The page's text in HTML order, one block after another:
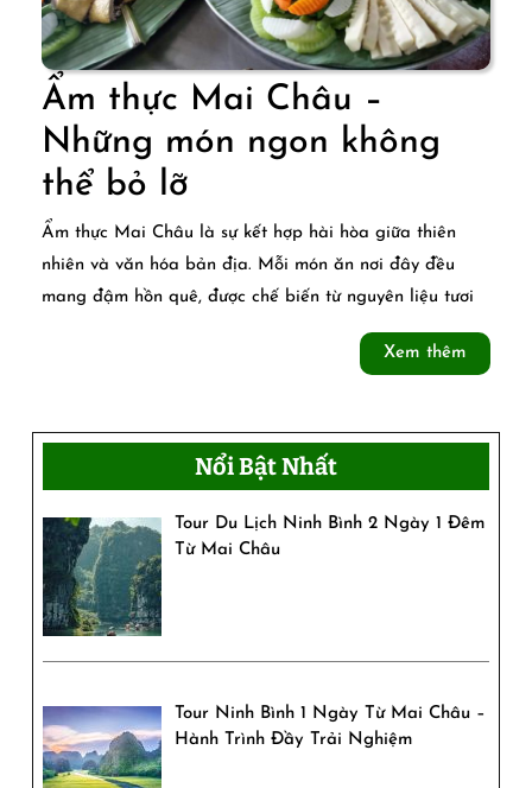
Mai
Châu
Ẩm thực Mai Châu –
Những món ngon không
thể bỏ lỡ
thực
Mai
Châu
món
ngon
không
lỡ
Ẩm thực Mai Châu là sự kết hợp hài hòa giữa thiên
nhiên và văn hóa bản địa. Mỗi món ăn nơi đây đều
mang đậm hồn quê, được chế biến từ nguyên liệu tươi
Xem thêm
thêm
Nổi Bật Nhất
Tour Du Lịch Ninh Bình 2 Ngày 1 Đêm
Từ Mai Châu
Tour Ninh Bình 1 Ngày Từ Mai Châu –
Hành Trình Đầy Trải Nghiệm